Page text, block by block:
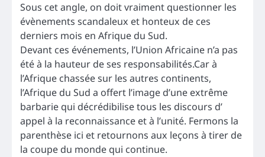
Sous cet angle, on doit vraiment questionner les
évènements scandaleux et honteux de ces
derniers mois en Afrique du Sud.
Devant ces événements, l’Union Africaine n’a pas
été à la hauteur de ses responsabilités.Car à
l’Afrique chassée sur les autres continents,
l’Afrique du Sud a offert l’image d’une extrême
barbarie qui décrédibilise tous les discours d’
appel à la reconnaissance et à l’unité. Fermons la
parenthèse ici et retournons aux leçons à tirer de
la coupe du monde qui continue.